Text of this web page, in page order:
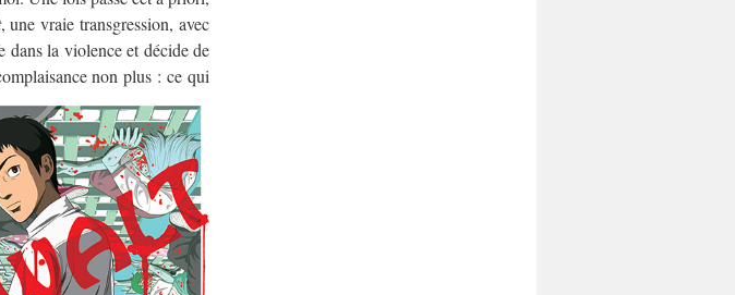
, une vraie transgression, avec
dans la violence et décide de
non plus :ce qui